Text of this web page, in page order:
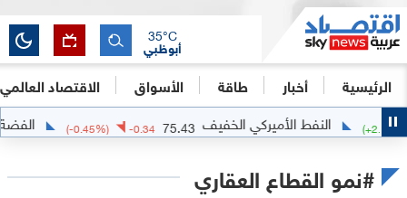
الرئيسية أخبار طاقة الأسواق الاقتصاد العالمي
أبوظبي
35°C
(+ النفط الأميركي الخفيف 75.43
-0.34
(-0.45 %) الفضة
#نمو القطاع العقاري